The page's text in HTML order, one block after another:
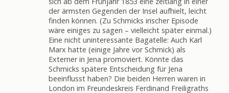
der ärmsten Gegenden der Insel aufhielt, leicht
finden können. (Zu Schmicks irischer Episode
wäre einiges zu sagen – vielleicht später einmal.)
Eine nicht uninteressante Bagatelle: Auch Karl
Marx hatte (einige Jahre vor Schmick) als
Externer in Jena promoviert. Könnte das
Schmicks spätere Entscheidung für Jena
beeinflusst haben? Die beiden Herren waren in
London im Freundeskreis Ferdinand Freiligraths